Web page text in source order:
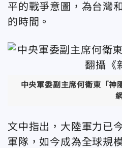
平的戰爭意圖，為台灣
的時間。
中央軍委副主席何衛東「神
文中指出，大陸軍力已
軍隊，如今成為全球規